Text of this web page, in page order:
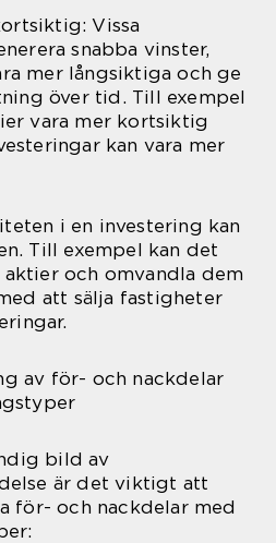
Vissa
snabba vinster,
mer långsiktiga och ge
över tid. Till exempel
vara mer kortsiktig
kan vara mer
i en investering kan
Till exempel kan det
och omvandla dem
att sälja fastigheter
av för- och nackdelar
bild av
är det viktigt att
för- och nackdelar med